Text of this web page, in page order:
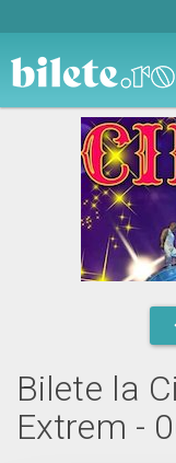
Bilete la
Extrem -